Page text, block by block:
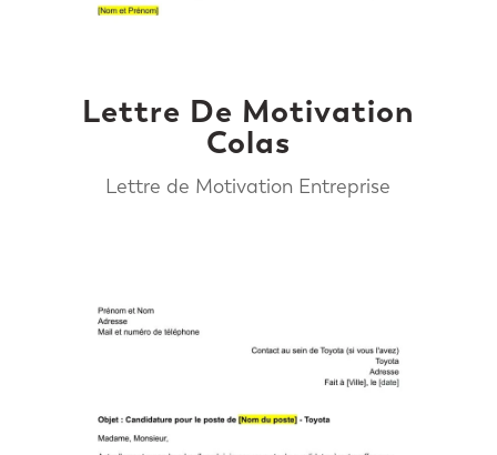
Lettre De Motivation
Colas
Lettre de Motivation Entreprise